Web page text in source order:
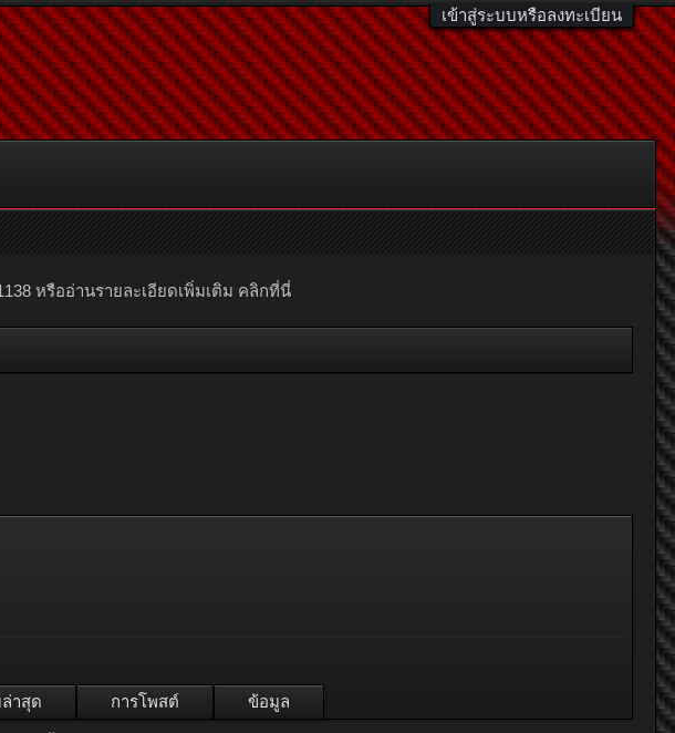
เข้าสู่ระบบหรือลงทะเบียน
หรืออ่านรายละเอียดเพิ่มเติม คลิกที่นี่
าสุด การโพสต์ ข้อมูล